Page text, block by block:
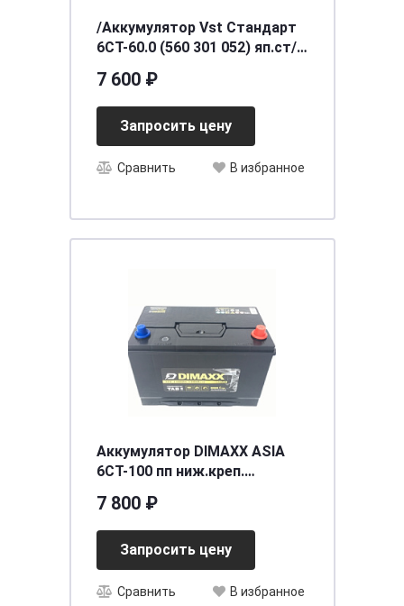
/Аккумулятор Vst Стандарт
6СТ-60.0 (560 301 052) яп.ст/
7 600 ₽
Запросить цену
Сравнить В избранное
Аккумулятор DIMAXX ASIA
6СТ-100 пп ниж.креп.
[д300ш165в205(225)/850]
[D31]
7 800 ₽
Запросить цену
Сравнить В избранное